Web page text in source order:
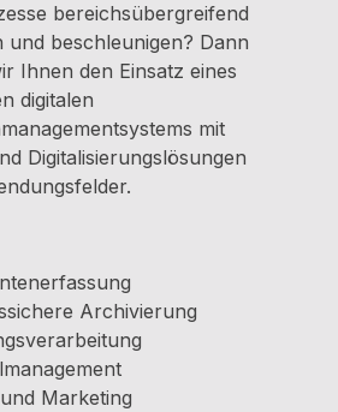
bereichsübergreifend
und beschleunigen? Dann
Ihnen den Einsatz eines
digitalen
mit
Digitalisierungslösungen
Archivierung
Marketing